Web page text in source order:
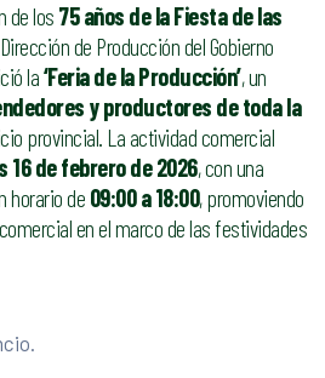
de los 75 años de la Fiesta de las
de Producción del Gobierno
la‘Feria de la Producción’, un
y productores de toda la
provincial. La actividad comercial
16 de febrero de 2026, con una
horario de 09:00 a 18:00, promoviendo
en el marco de las festividades